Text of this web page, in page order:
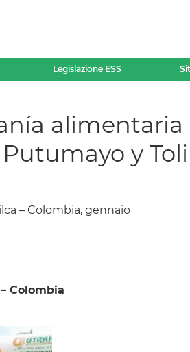
Legislazione ESS
alimentaria
y
– Colombia, gennaio
Colombia